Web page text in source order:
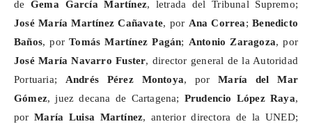
deGema García Martínez, letrada del Tribunal Supremo;
José María MartínezCañavate, por Ana Correa;Benedicto
Baños, porTomás Martínez Pagán; Antonio Zaragoza, por
José María Navarro Fuster, director general de la Autoridad
Portuaria; Andrés Pérez Montoya, porMaría del Mar
Gómez, juez decana de Cartagena; Prudencio López Raya,
porMaría Luisa Martínez, anterior directora de la UNED;